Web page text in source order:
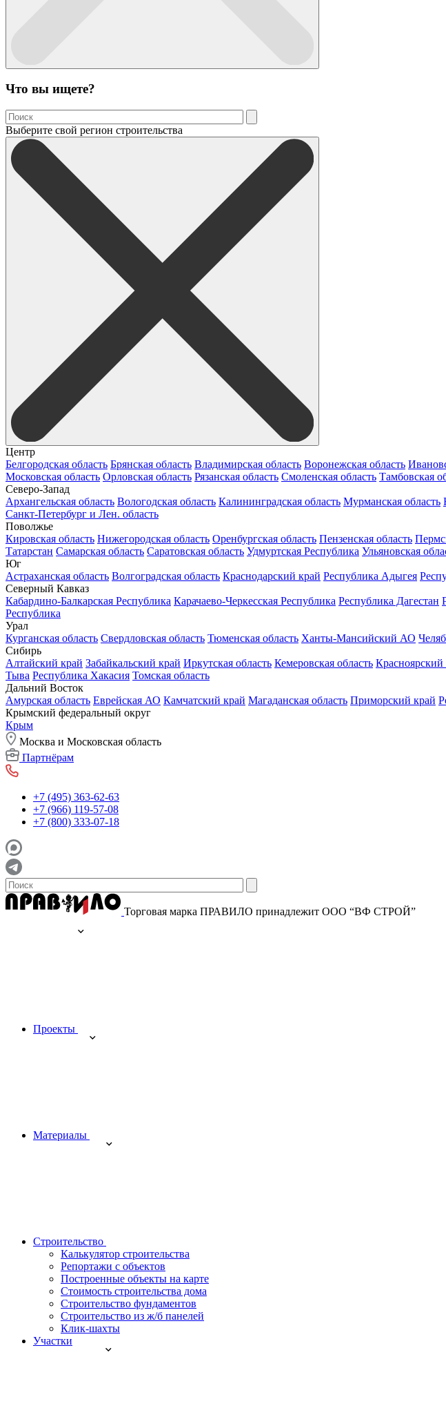
Что вы ищете?
Выберите свой регион строительства
Центр
Белгородская область Брянская область Владимирская область Воронежская область
Московская область Орловская область Рязанская область Смоленская область Тамбовская
Северо-Запад
Архангельская область Вологодская область Калининградская область Мурманская область
Санкт-Петербург и Лен. область
Поволжье
Кировская область Нижегородская область Оренбургская область Пензенская область
Татарстан Самарская область Саратовская область Удмуртская Республика Ульяновская
Юг
Астраханская область Волгоградская область Краснодарский край Республика Адыгея
Северный Кавказ
Кабардино-Балкарская Республика Карачаево-Черкесская Республика Республика Дагестан
Республика
Урал
Курганская область Свердловская область Тюменская область Ханты-Мансийский АО
Сибирь
Алтайский край Забайкальский край Иркутская область Кемеровская область Красноярский
Тыва Республика Хакасия Томская область
Дальний Восток
Амурская область Еврейская АО Камчатский край Магаданская область Приморский край
Крымский федеральный округ
Крым
Москва и Московская область
Партнёрам
+7 (495) 363-62-63
+7 (966) 119-57-08
+7 (800) 333-07-18
Торговая марка ПРАВИЛО принадлежит ООО “ВФ СТРОЙ”
Проекты
Материалы
Строительство
Калькулятор строительства
Репортажи с объектов
Построенные объекты на карте
Стоимость строительства дома
Строительство фундаментов
Строительство из ж/б панелей
Клик-шахты
Участки